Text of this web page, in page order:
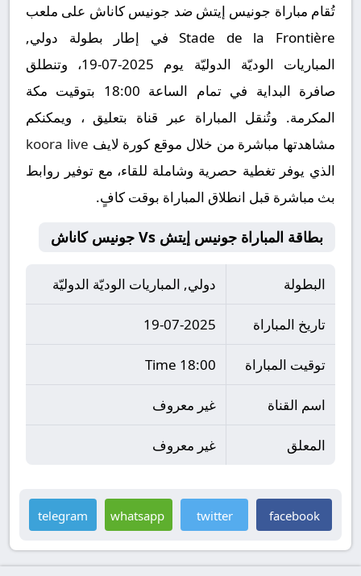
تُقام مباراة جونيس إيتش ضد جونيس كاناش على ملعب
Stade de la Frontière في إطار بطولة دولي,
المباريات الوديّة الدوليّة يوم 2025-07-19، وتنطلق
صافرة البداية في تمام الساعة 18:00 بتوقيت مكة
المكرمة. وتُنقل المباراة عبر قناة بتعليق ، ويمكنكم
مشاهدتها مباشرة من خلال موقع كورة لايف koora live
الذي يوفر تغطية حصرية وشاملة للقاء، مع توفير روابط
بث مباشرة قبل انطلاق المباراة بوقت كافٍ.
بطاقة المباراة جونيس إيتش Vs جونيس كاناش
البطولة دولي, المباريات الوديّة الدوليّة
تاريخ المباراة 19-07-2025
توقيت المباراة 18:00 Time
اسم القناة غير معروف
المعلق غير معروف
facebook
twitter
whatsapp
telegram